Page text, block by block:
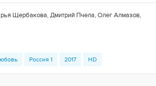
Щербакова, Дмитрий Пчела, Олег Алмазов,
Россия 1 2017 HD